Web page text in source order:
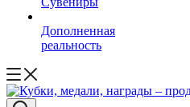
Дополненная
реальность